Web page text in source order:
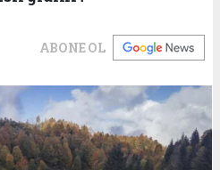
ABONE OL